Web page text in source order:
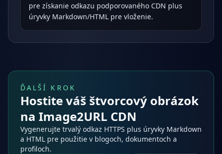
pre získanie odkazu podporovaného CDN plus
úryvky Markdown/HTML pre vloženie.
ĎALŠÍ KROK
Hostite váš štvorcový obrázok
na Image2URL CDN
Vygenerujte trvalý odkaz HTTPS plus úryvky Markdown
a HTML pre použitie v blogoch, dokumentoch a
profiloch.